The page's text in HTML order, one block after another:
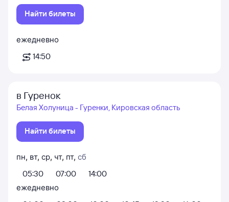
Найти билеты
ежедневно
14:50
в Гуренок
Белая Холуница - Гуренки, Кировская область
Найти билеты
пн, вт, ср, чт, пт, сб
05:30
07:00
14:00
ежедневно